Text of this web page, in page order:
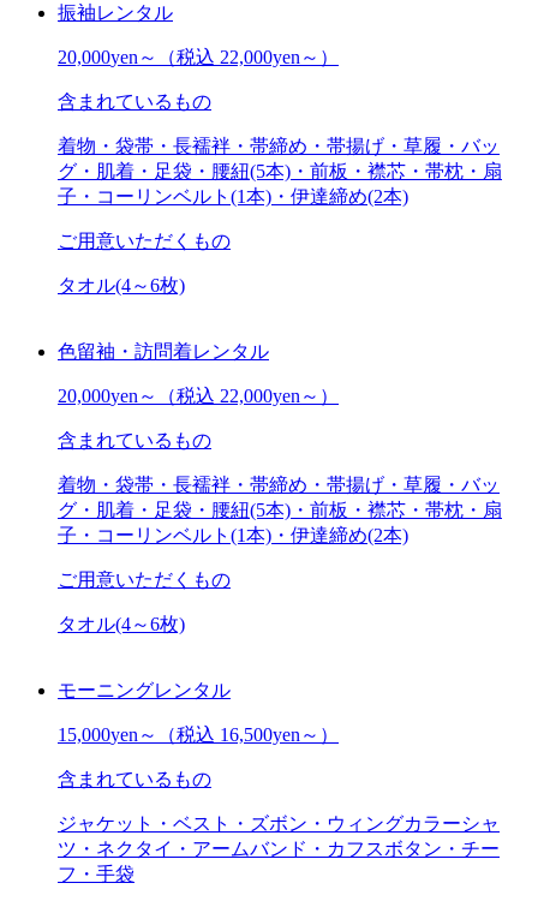
振袖レンタル
20,000yen～ （税込 22,000yen～）
含まれているもの
着物・袋帯・長襦袢・帯締め・帯揚げ・草履・バッ
グ・肌着・足袋・腰紐(5本)・前板・襟芯・帯枕・扇
子・コーリンベルト(1本)・伊達締め(2本)
ご用意いただくもの
タオル(4～6枚)
色留袖・訪問着レンタル
20,000yen～ （税込 22,000yen～）
含まれているもの
着物・袋帯・長襦袢・帯締め・帯揚げ・草履・バッ
グ・肌着・足袋・腰紐(5本)・前板・襟芯・帯枕・扇
子・コーリンベルト(1本)・伊達締め(2本)
ご用意いただくもの
タオル(4～6枚)
モーニングレンタル
15,000yen～ （税込 16,500yen～）
含まれているもの
ジャケット・ベスト・ズボン・ウィングカラーシャ
ツ・ネクタイ・アームバンド・カフスボタン・チー
フ・手袋